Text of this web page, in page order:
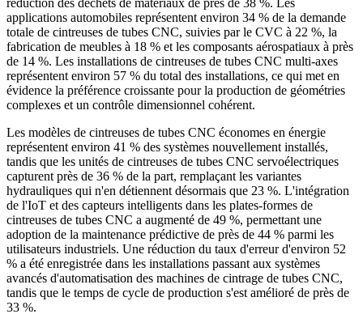
réduction des déchets de matériaux de près de 38 %. Les
applications automobiles représentent environ 34 % de la demande
totale de cintreuses de tubes CNC, suivies par le CVC à 22 %, la
fabrication de meubles à 18 % et les composants aérospatiaux à près
de 14 %. Les installations de cintreuses de tubes CNC multi-axes
représentent environ 57 % du total des installations, ce qui met en
évidence la préférence croissante pour la production de géométries
complexes et un contrôle dimensionnel cohérent.
Les modèles de cintreuses de tubes CNC économes en énergie
représentent environ 41 % des systèmes nouvellement installés,
tandis que les unités de cintreuses de tubes CNC servoélectriques
capturent près de 36 % de la part, remplaçant les variantes
hydrauliques qui n'en détiennent désormais que 23 %. L'intégration
de l'IoT et des capteurs intelligents dans les plates-formes de
cintreuses de tubes CNC a augmenté de 49 %, permettant une
adoption de la maintenance prédictive de près de 44 % parmi les
utilisateurs industriels. Une réduction du taux d'erreur d'environ 52
% a été enregistrée dans les installations passant aux systèmes
avancés d'automatisation des machines de cintrage de tubes CNC,
tandis que le temps de cycle de production s'est amélioré de près de
33 %.